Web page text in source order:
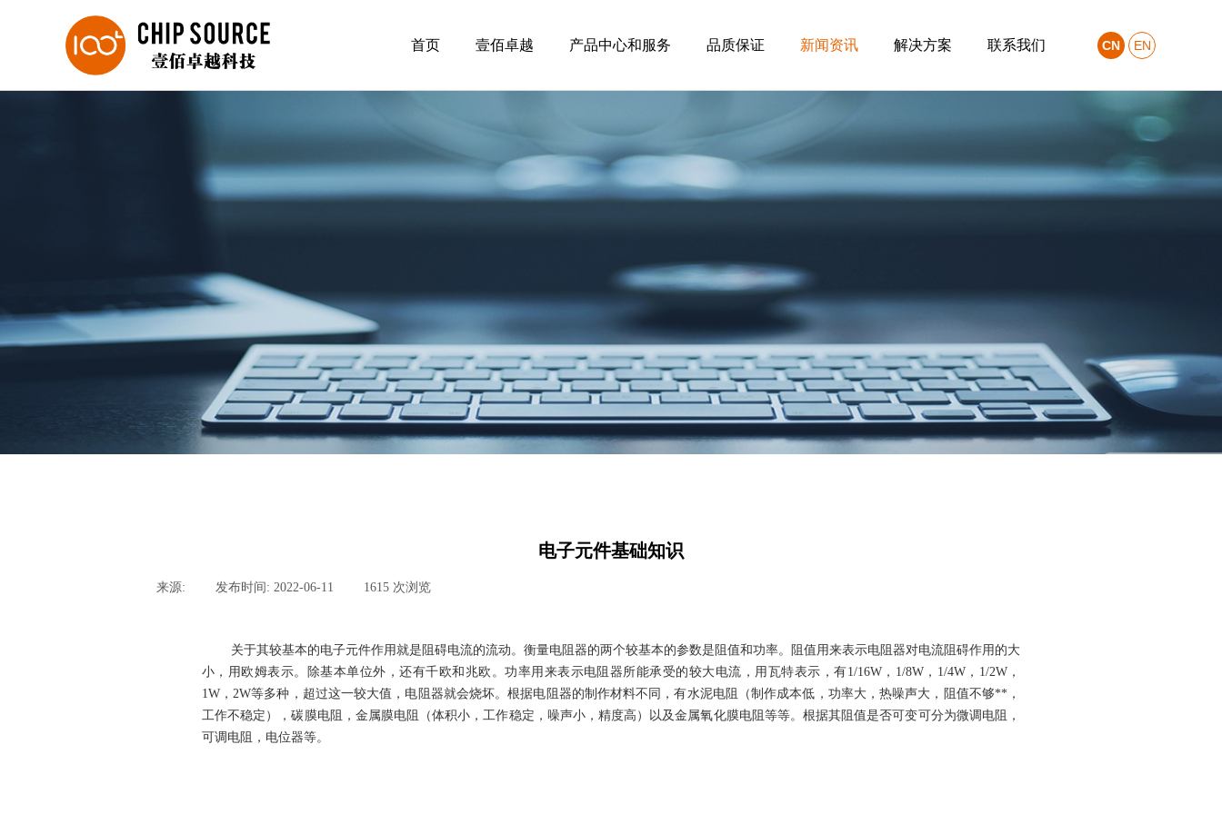
首页 壹佰卓越 产品中心和服务 品质保证 新闻资讯 解决方案 联系我们 CN EN
电子元件基础知识
来源: 发布时间: 2022-06-11 1615 次浏览
关于其较基本的电子元件作用就是阻碍电流的流动。衡量电阻器的两个较基本的参数是阻值和功率。阻值用来表示电阻器对电流阻碍作用的大
小，用欧姆表示。除基本单位外，还有千欧和兆欧。功率用来表示电阻器所能承受的较大电流，用瓦特表示，有1/16W，1/8W，1/4W，1/2W，
1W，2W等多种，超过这一较大值，电阻器就会烧坏。根据电阻器的制作材料不同，有水泥电阻（制作成本低，功率大，热噪声大，阻值不够**，
工作不稳定），碳膜电阻，金属膜电阻（体积小，工作稳定，噪声小，精度高）以及金属氧化膜电阻等等。根据其阻值是否可变可分为微调电阻，
可调电阻，电位器等。